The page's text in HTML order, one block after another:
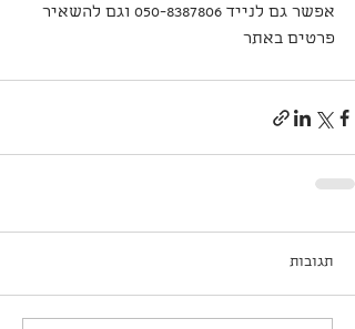
אפשר גם לנייד 050-8387806 וגם להשאיר
פרטים באתר
תגובות